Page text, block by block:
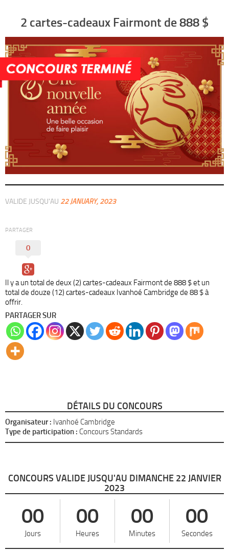
Beauté & Santé
Concerts & Spectacles
Maison & Jardinage
Restaurants
2 cartes-cadeaux Fairmont de 888 $
VALIDE JUSQU'AU 22 JANUARY, 2023
PARTAGER
0
Il y a un total de deux (2) cartes-cadeaux Fairmont de 888 $ et un
total de douze (12) cartes-cadeaux Ivanhoé Cambridge de 88 $ à
offrir.
PARTAGER SUR
DÉTAILS DU CONCOURS
Organisateur : Ivanhoé Cambridge
Type de participation : Concours Standards
CONCOURS VALIDE JUSQU'AU DIMANCHE 22 JANVIER
2023
00
Jours
00
Heures
00
Minutes
00
Secondes